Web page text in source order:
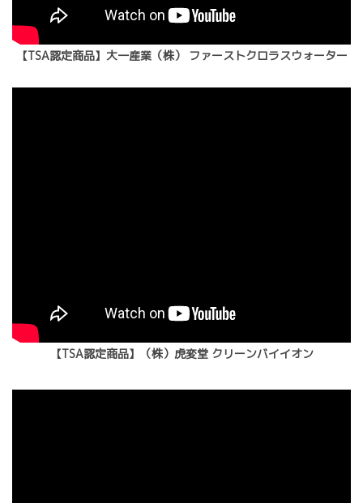
【TSA認定商品】大一産業（株） ファーストクロラスウォーター
【TSA認定商品】（株）虎変堂 クリーンバイイオン